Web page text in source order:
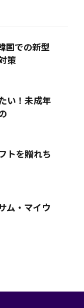
国での新型
策
い！未成年
トを贈れち
ム・マイウ